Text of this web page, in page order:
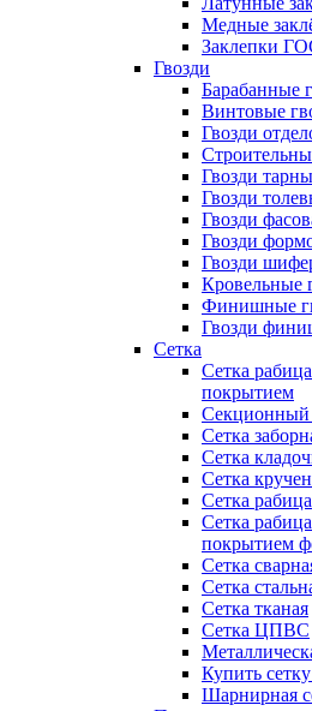
Медные
Заклепки
Гвозди
Барабанные
Винтовые
Гвозди
Гвозди
Гвозди
Гвозди
Гвозди
Гвозди
Кровельные
Финишные
Гвозди
Сетка
Сетка
покрытием
Секционный
Сетка
Сетка
Сетка
Сетка рабица
Сетка
покрытием
Сетка
Сетка
Сетка тканая
Сетка ЦПВС
Купить
Шарнирная